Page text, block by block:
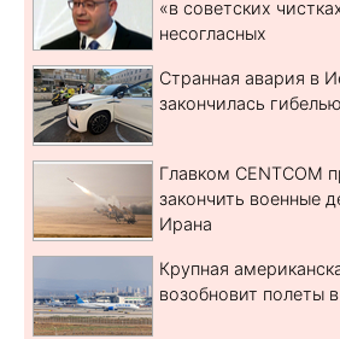
«в советских
несогласных
Странная авария в
закончилась
Главком CENTCOM
закончить военные
Ирана
Крупная
возобновит полеты